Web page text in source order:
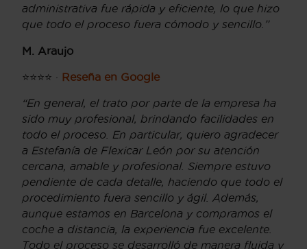
administrativa fue rápida y eficiente, lo que hizo
que todo el proceso fuera cómodo y sencillo.”
M. Araujo
⭐⭐⭐⭐ · Reseña en Google
“En general, el trato por parte de la empresa ha
sido muy profesional, brindando facilidades en
todo el proceso. En particular, quiero agradecer
a Estefanía de Flexicar León por su atención
cercana, amable y profesional. Siempre estuvo
pendiente de cada detalle, haciendo que todo el
procedimiento fuera sencillo y ágil. Además,
aunque estamos en Barcelona y compramos el
coche a distancia, la experiencia fue excelente.
Todo el proceso se desarrolló de manera fluida y